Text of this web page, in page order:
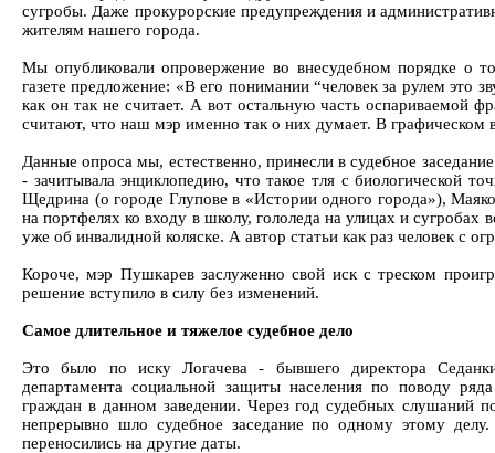
сугробы. Даже прокурорские предупреждения и
жителям нашего города.
Мы опубликовали опровержение во внесудебном порядке о
газете предложение: «В его понимании “человек за рулем это
как он так не считает. А вот остальную часть оспариваемой
считают, что наш мэр именно так о них думает. В графическом
Данные опроса мы, естественно, принесли в судебное
- зачитывала энциклопедию, что такое тля с биологической
Щедрина (о городе Глупове в «Истории одного города»),
на портфелях ко входу в школу, гололеда на улицах и сугробах
уже об инвалидной коляске. А автор статьи как раз человек с
Короче, мэр Пушкарев заслуженно свой иск с треском
решение вступило в силу без изменений.
Самое длительное и тяжелое судебное дело
Это было по иску Логачева - бывшего директора
департамента социальной защиты населения по поводу
граждан в данном заведении. Через год судебных слушаний
непрерывно шло судебное заседание по одному этому
переносились на другие даты.